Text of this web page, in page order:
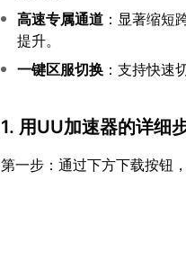
高速专属通道 ：显著缩短
提升。
一键区服切换 ：支持快速
1. 用UU加速器的详细
第一步：通过下方下载按钮